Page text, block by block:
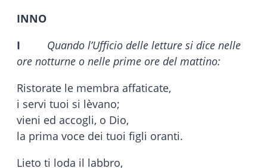
INNO
I
Quando l’Ufficio delle letture si dice nelle
ore notturne o nelle prime ore del mattino:
Ristorate le membra affaticate,
i servi tuoi si lèvano;
vieni ed accogli, o Dio,
la prima voce dei tuoi figli oranti.
Lieto ti loda il labbro,